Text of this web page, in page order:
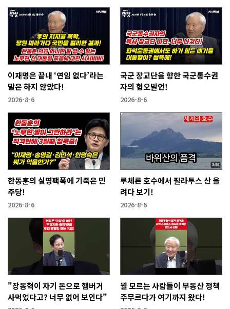
이재명은 끝내 ‘연임 없다’라는
말은 하지 않았다!
2026-8-6
국군 장교단을 향한 국군통수권
자의 혐오발언!
2026-8-6
한동훈의 실명팩폭에 기죽은 민
주당!
2026-8-6
루체른 호수에서 필라투스 산 올
려다 보기!
2026-8-6
"장동혁이 자기 돈으로 햄버거
사먹었다고? 너무 없어 보인다"
뭘 모르는 사람들이 부동산 정책
주무르다가 여기까지 왔다!